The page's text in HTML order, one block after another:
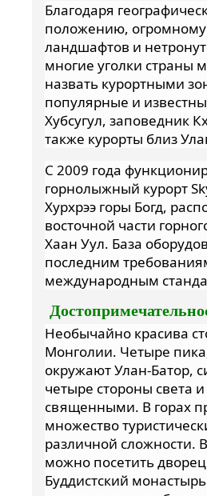
Благодаря
положению,
ландшафтов и
многие уголки страны
назвать курортными
популярные и
Хубсугул, заповедник
также курорты близ
С 2009 года
горнолыжный курорт
Хурхрээ горы Богд,
восточной части
Хаан Уул. База
последним
международным
Необычайно красива
Монголии. Четыре
окружают Улан-Батор,
четыре стороны света
священными. В горах
множество
различной сложности.
можно посетить
Буддистский